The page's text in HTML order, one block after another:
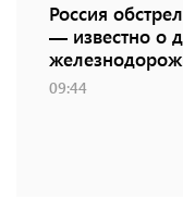
Россия
— известно о
09:44